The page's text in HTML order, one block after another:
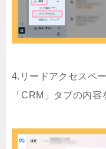
4.リードアクセスペ
「CRM」タブの内容